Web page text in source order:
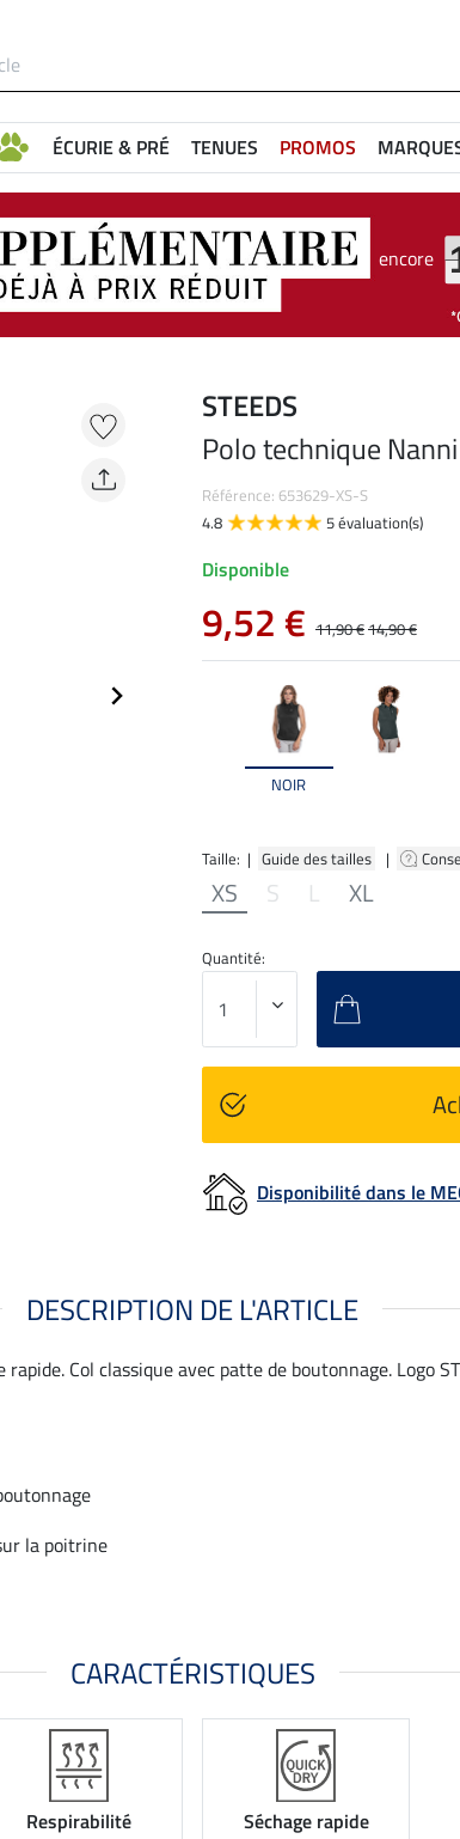
ÉCURIE & PRÉ TENUES PROMOS
encore
NOIR
Taille: | Guide des tailles |
XS S L XL
STEEDS
Polo technique Nanni
Référence: 653629-XS-S
4.8
5 évaluation(s)
Disponible
9,52 € 11,90 €14,90 €
Quantité:
Disponibilité dans le
DESCRIPTION DE L'ARTICLE
Col classique avec patte de boutonnage. Logo
la poitrine
CARACTÉRISTIQUES
Respirabilité Séchage rapide